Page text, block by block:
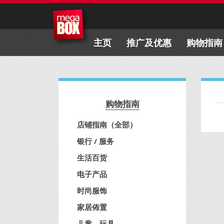
主页 推广及优惠 购物指南
购物指南
店铺指南（全部）
银行 / 服务
生活百货
电子产品
时尚服饰
家居佈置